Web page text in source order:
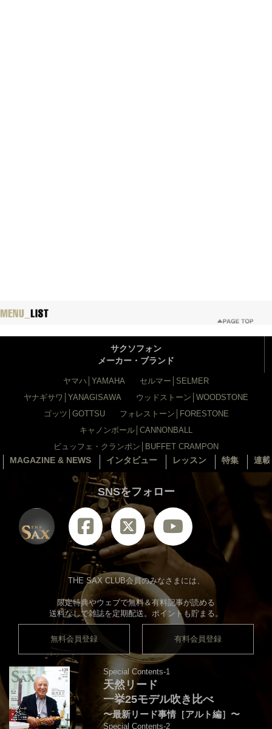
サクソフォン
メーカー・ブランド
ヤマハ│YAMAHA
セルマー│SELMER
ヤナギサワ│YANAGISAWA
ウッドストーン│WOODSTONE
ゴッツ│GOTTSU
フォレストーン│FORESTONE
キャノンボール│CANNONBALL
ビュッフェ・クランポン│BUFFET CRAMPON
MAGAZINE & NEWS インタビュー レッスン 特集 連
SNSをフォロー
THE SAX CLUB会員のみなさまには、
限定特典やウェブで無料＆有料記事が読める
送料なしで雑誌を定期配送。ポイントも貯まる。
無料会員登録 有料会員登録
Special Contents-1
天然リード
一挙25モデル吹き比べ
〜最新リード事情［アルト編］〜
Special Contents-2